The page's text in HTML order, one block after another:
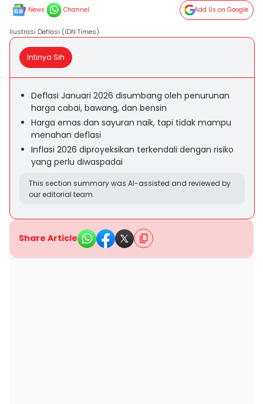
News Channel Add Us on Google
Ilustrasi Deflasi (IDN Times)
Intinya Sih
Deflasi Januari 2026 disumbang oleh penurunan
harga cabai, bawang, dan bensin
Harga emas dan sayuran naik, tapi tidak mampu
menahan deflasi
Inflasi 2026 diproyeksikan terkendali dengan risiko
yang perlu diwaspadai
This section summary was AI-assisted and reviewed by
our editorial team.
Share Article